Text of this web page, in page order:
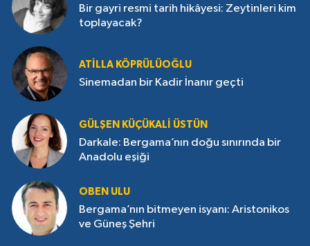
Bir gayri resmi tarih hikâyesi: Zeytinleri kim
toplayacak?
ATILLA KÖPRÜLÜOĞLU
Sinemadan bir Kadir İnanır geçti
GÜLŞEN KÜÇÜKALI ÜSTÜN
Darkale: Bergama’nın doğu sınırında bir
Anadolu eşiği
OBEN ULU
Bergama’nın bitmeyen isyanı: Aristonikos
ve Güneş Şehri